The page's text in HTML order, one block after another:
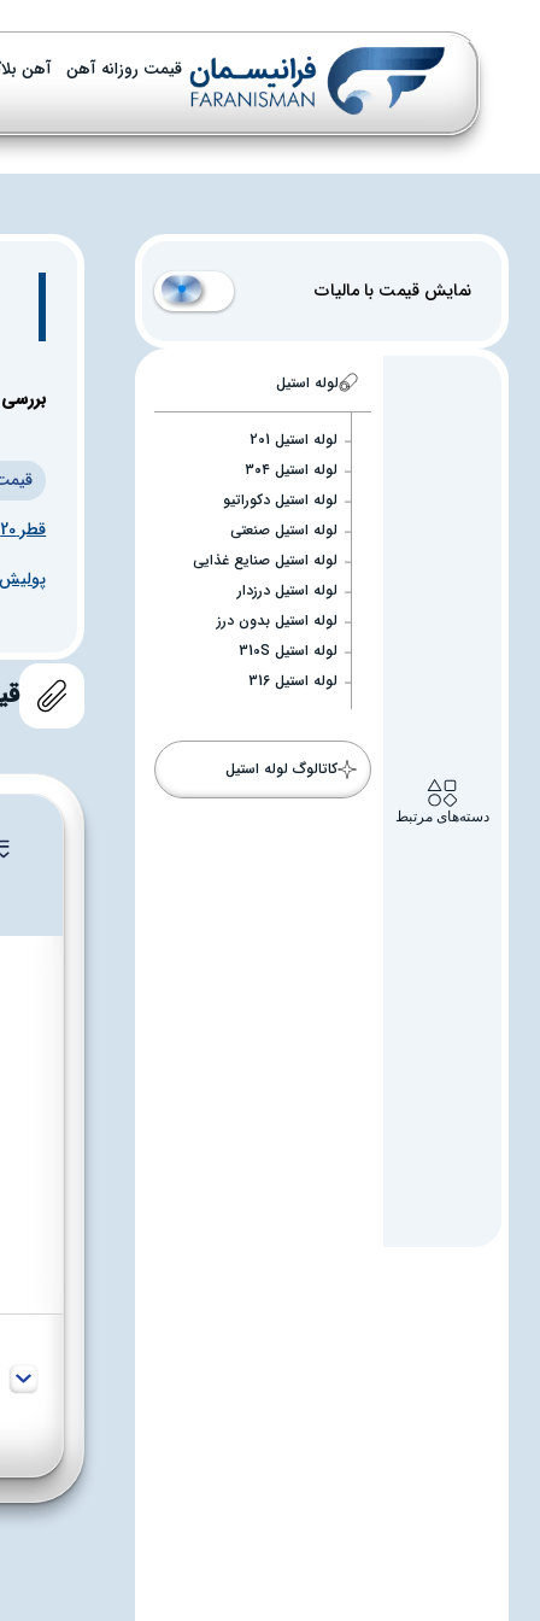
قیمت روزانه آهن آهن
نمایش قیمت با مالیات
دسته‌های مرتبط
لوله استیل
لوله استیل 201
لوله استیل ۳۰۴
لوله استیل دکوراتیو
لوله استیل صنعتی
لوله استیل صنایع غذایی
لوله استیل درزدار
لوله استیل بدون درز
لوله استیل 310S
لوله استیل 316
کاتالوگ لوله استیل
بررسی
قیمت
قطر 20 ضخامت 0.5 م.م براق
پولیش قطر 20